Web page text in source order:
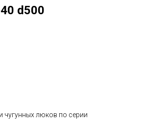
d500
чугунных люков по серии